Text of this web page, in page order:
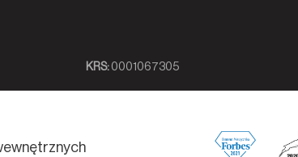
KRS:0001067305